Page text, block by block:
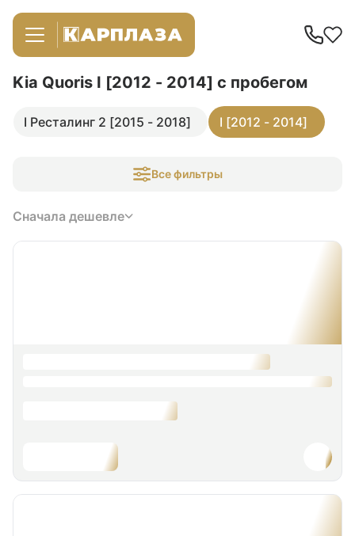
Kia Quoris I [2012 - 2014] с пробегом
I Ресталинг 2 [2015 - 2018] I [2012 - 2014]
Все фильтры
Сначала дешевле